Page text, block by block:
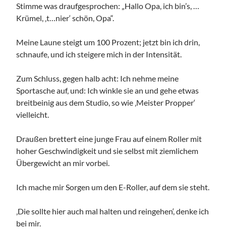
Stimme was draufgesprochen: „Hallo Opa, ich bin’s, …
Krümel, ‚t…nier‘ schön, Opa“.
Meine Laune steigt um 100 Prozent; jetzt bin ich drin,
schnaufe, und ich steigere mich in der Intensität.
Zum Schluss, gegen halb acht: Ich nehme meine
Sportasche auf, und: Ich winkle sie an und gehe etwas
breitbeinig aus dem Studio, so wie ‚Meister Propper‘
vielleicht.
Draußen brettert eine junge Frau auf einem Roller mit
hoher Geschwindigkeit und sie selbst mit ziemlichem
Übergewicht an mir vorbei.
Ich mache mir Sorgen um den E-Roller, auf dem sie steht.
‚Die sollte hier auch mal halten und reingehen‘, denke ich
bei mir.